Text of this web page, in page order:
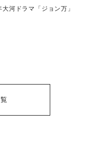
河ドラマ「ジョン万」